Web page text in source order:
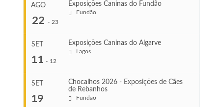
AGO
22 - 23
Exposições Caninas do Fundão
Fundão
Ago 22, 2026
SET
11 - 12
Exposições Caninas do Algarve
Lagos
SET
19
Chocalhos 2026 - Exposições de Cães
de Rebanhos
Fundão